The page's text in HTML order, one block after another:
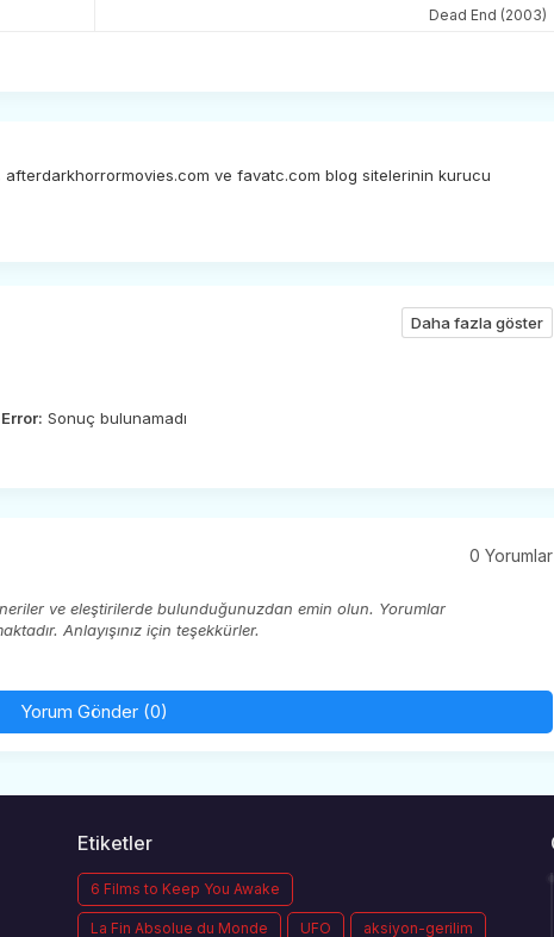
Dead End (2003)
afterdarkhorrormovies.com ve favatc.com blog sitelerinin kurucu
Daha fazla göster
Error: Sonuç bulunamadı
0 Yorumlar
ve eleştirilerde bulunduğunuzdan emin olun. Yorumlar
Anlayışınız için teşekkürler.
Yorum Gönder (0)
Etiketler
6 Films to Keep You Awake
La Fin Absolue du Monde UFO aksiyon-gerilim